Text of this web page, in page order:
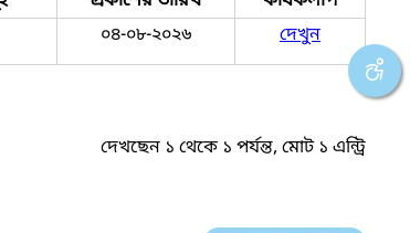
০৪-০৮-২০২৬ দেখুন
দেখছেন ১ থেকে ১ পর্যন্ত, মোট ১ এন্ট্রি